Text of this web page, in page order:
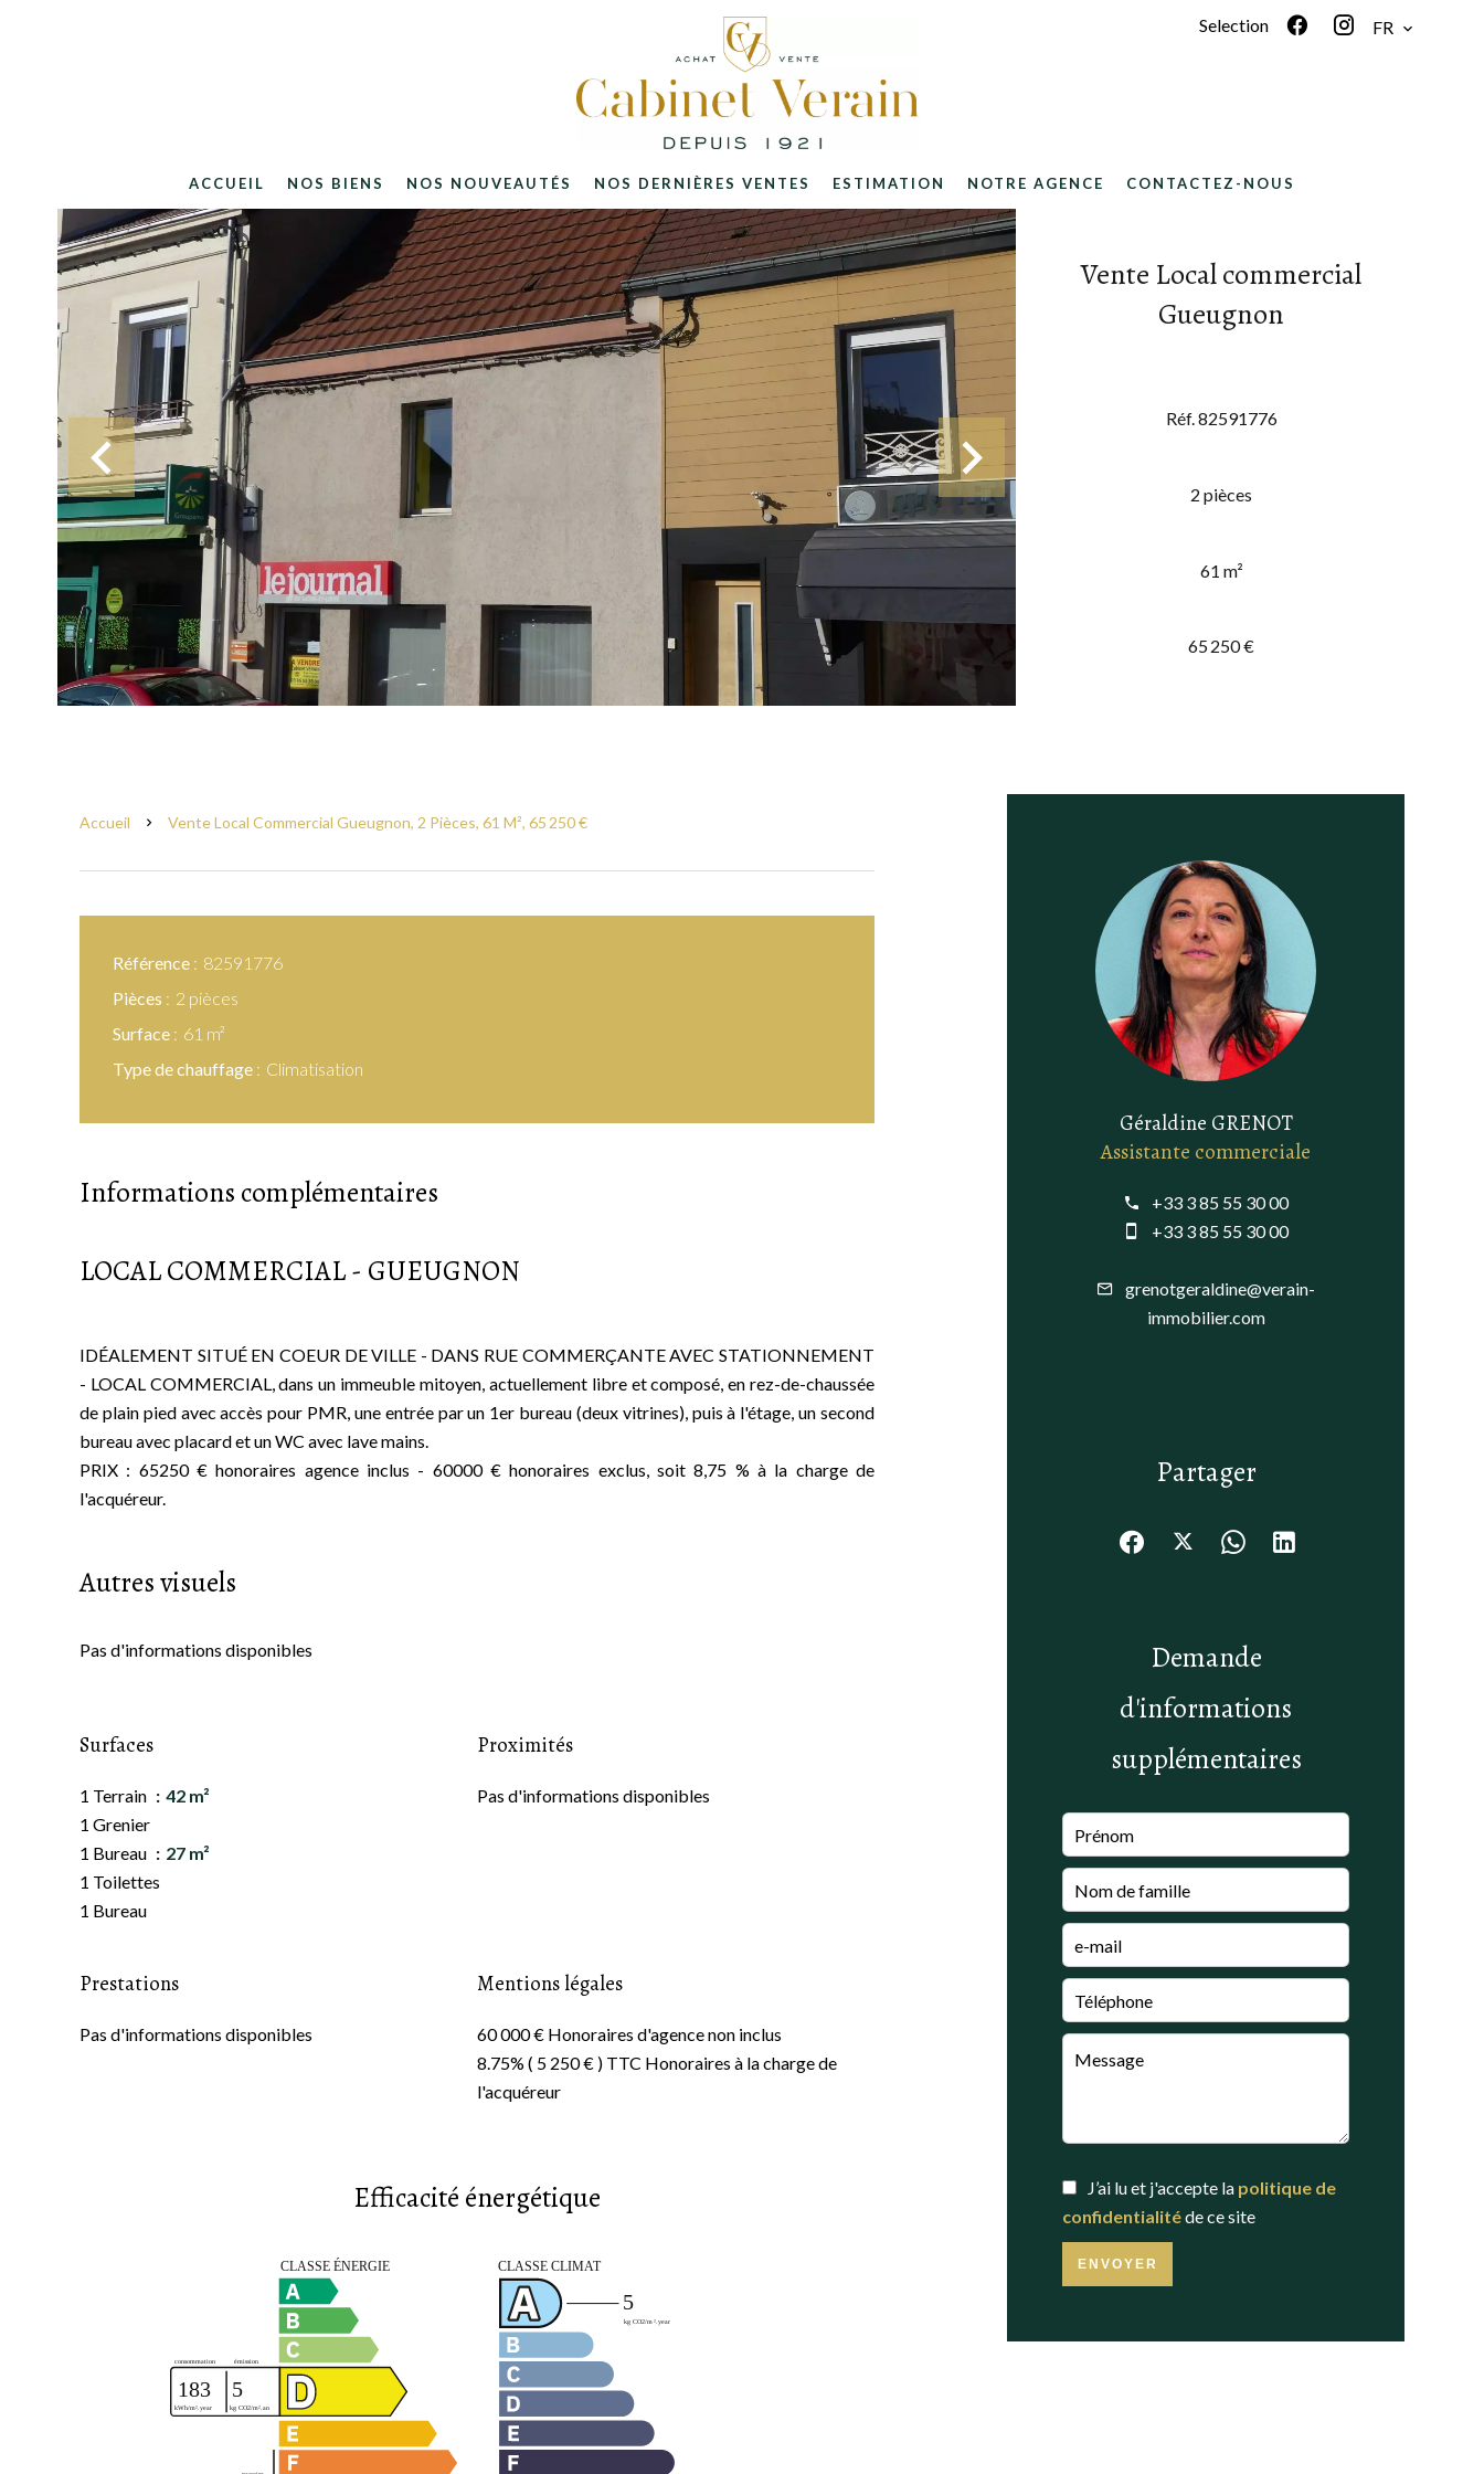
Selection FR
ACCUEIL NOS BIENS NOS NOUVEAUTÉS NOS DERNIÈRES VENTES ESTIMATION NOTRE AGENCE CONTACTEZ-NOUS
Vente Local commercial
Gueugnon
Réf. 82591776
2 pièces
61 m²
65 250 €
Accueil Vente Local Commercial Gueugnon, 2 Pièces, 61 M², 65 250 €
Référence
82591776
Pièces
2 pièces
Surface
61 m²
Type de chauffage
Climatisation
Informations complémentaires
LOCAL COMMERCIAL - GUEUGNON
IDÉALEMENT SITUÉ EN COEUR DE VILLE - DANS RUE COMMERÇANTE AVEC STATIONNEMENT
- LOCAL COMMERCIAL, dans un immeuble mitoyen, actuellement libre et composé, en rez-de-chaussée
de plain pied avec accès pour PMR, une entrée par un 1er bureau (deux vitrines), puis à l'étage, un second
bureau avec placard et un WC avec lave mains.
PRIX : 65250 € honoraires agence inclus - 60000 € honoraires exclus, soit 8,75 % à la charge de
l'acquéreur.
Autres visuels
Pas d'informations disponibles
Surfaces
1 Terrain
42 m²
1 Grenier
1 Bureau
27 m²
1 Toilettes
1 Bureau
Proximités
Pas d'informations disponibles
Prestations
Pas d'informations disponibles
Mentions légales
60 000 € Honoraires d'agence non inclus
8.75% ( 5 250 € ) TTC Honoraires à la charge de
l'acquéreur
Efficacité énergétique
Géraldine GRENOT
Assistante commerciale
+33 3 85 55 30 00
+33 3 85 55 30 00
grenotgeraldine@verain-
immobilier.com
Partager
Demande
d'informations
supplémentaires
J’ai lu et j'accepte la politique de
confidentialitéde ce site
ENVOYER